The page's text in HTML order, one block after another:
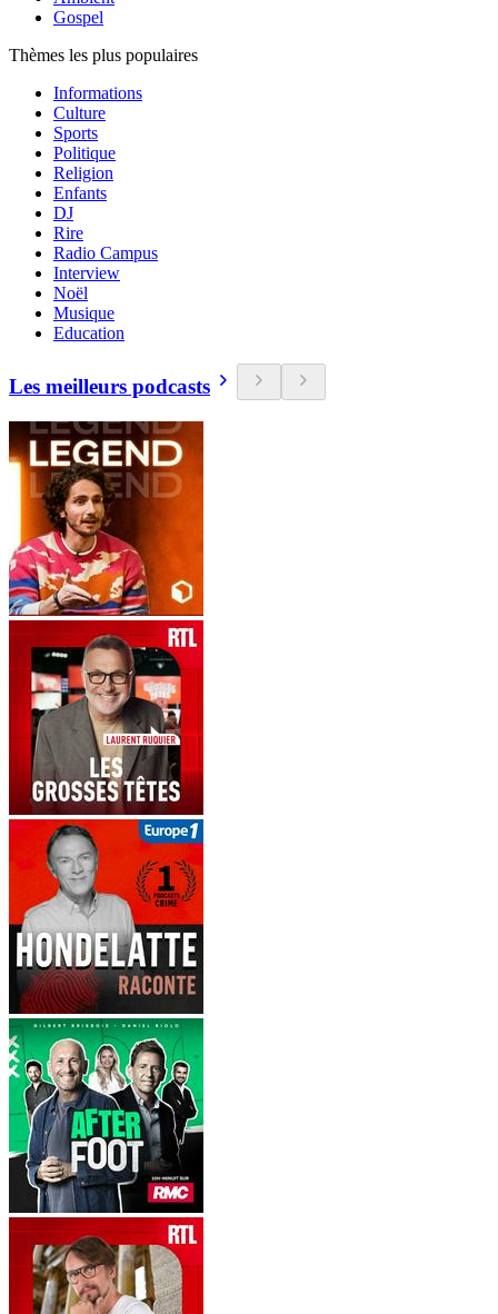
Gospel
Thèmes les plus populaires
Informations
Culture
Sports
Politique
Religion
Enfants
DJ
Rire
Radio Campus
Interview
Noël
Musique
Education
Les meilleurs podcasts